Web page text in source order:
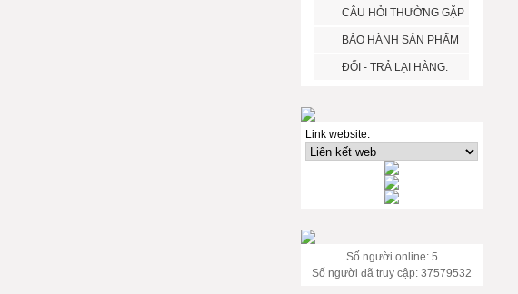
CÂU HỎI THƯỜNG GẶP
BẢO HÀNH SẢN PHẨM
ĐỔI - TRẢ LẠI HÀNG.
Link website:
Số người online: 5
Số người đã truy cập: 37579532